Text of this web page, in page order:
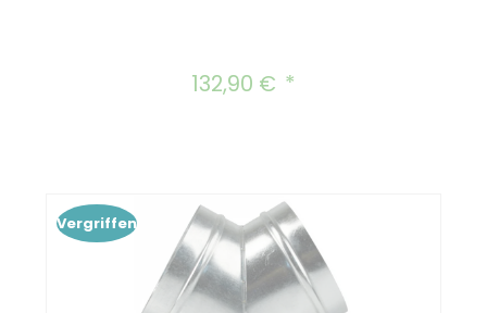
Regulärer Preis:
132,90 €
Vergriffen